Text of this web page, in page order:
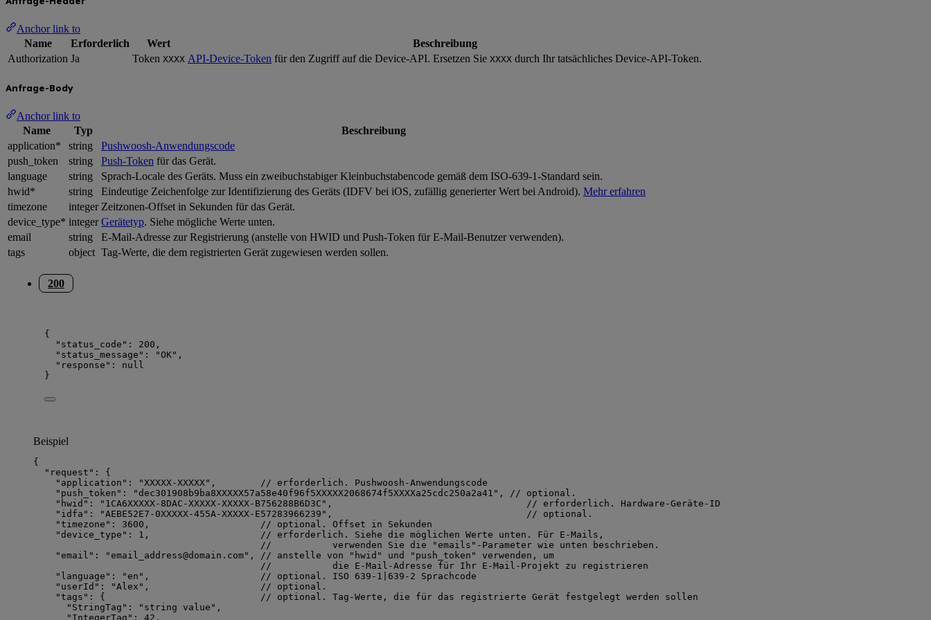
Anchor link to
Name
Erforderlich Wert
Beschreibung
Authorization Ja Token XXXX API-Device-Token für den Zugriff auf die Device-API. Ersetzen Sie XXXX durch Ihr tatsächliches Device-API-Token.
Anfrage-Body
Anchor link to
Name
Typ
Beschreibung
application*
string
Pushwoosh-Anwendungscode
push_token
string Push-Token für das Gerät.
language
string
Sprach-Locale des Geräts. Muss ein zweibuchstabiger Kleinbuchstabencode gemäß dem ISO-639-1-Standard sein.
hwid*
string Eindeutige Zeichenfolge zur Identifizierung des Geräts (IDFV bei iOS, zufällig generierter Wert bei Android). Mehr erfahren
timezone
integer Zeitzonen-Offset in Sekunden für das Gerät.
device_type* integer Gerätetyp. Siehe mögliche Werte unten.
email
string
E-Mail-Adresse zur Registrierung (anstelle von HWID und Push-Token für E-Mail-Benutzer verwenden).
tags
object Tag-Werte, die dem registrierten Gerät zugewiesen werden sollen.
200
{
"status_code" : 200 ,
"status_message" : "OK" ,
"response" : null
}
Beispiel
{
"request" : {
"application" : "XXXXX-XXXXX" , // erforderlich. Pushwoosh-Anwendungscode
"push_token" : "dec301908b9ba8XXXXX57a58e40f96f5XXXXX2068674f5XXXXa25cdc250a2a41 " , // optional.
"hwid" : " 1CA6XXXXX-8DAC-XXXXX-XXXXX-B756288B6D3C " , // erforderlich. Hardware-Geräte-ID
"idfa" : "AEBE52E7-0XXXXX-455A-XXXXX-E57283966239 " , // optional.
"timezone" : 3600 , // optional. Offset in Sekunden
"device_type" : 1 , // erforderlich. Siehe die möglichen Werte unten. Für E-Mails,
//           verwenden Sie die "emails"-Parameter wie unten beschrieben.
"email" : " email_address@domain.com" , // anstelle von "hwid" und "push_token" verwenden, um
//           die E-Mail-Adresse für Ihr E-Mail-Projekt zu registrieren
"language" : " en " , // optional. ISO 639-1|639-2 Sprachcode
"userId" : "Alex " , // optional.
"tags" : { // optional. Tag-Werte, die für das registrierte Gerät festgelegt werden sollen
"StringTag" : " string value " ,
"IntegerTag" : 42 ,